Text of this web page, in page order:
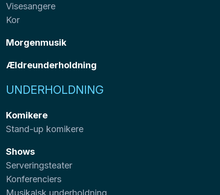
Visesangere
Kor
Morgenmusik
Ældreunderholdning
UNDERHOLDNING
Komikere
Stand-up komikere
Shows
Serveringsteater
Konferenciers
Musikalsk underholdning